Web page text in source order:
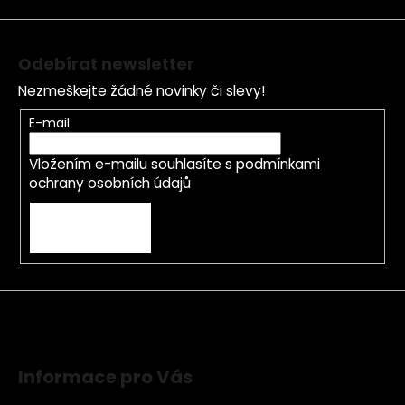
Odebírat newsletter
Nezmeškejte žádné novinky či slevy!
E-mail
Vložením e-mailu souhlasíte s podmínkami
ochrany osobních údajů
Informace pro Vás